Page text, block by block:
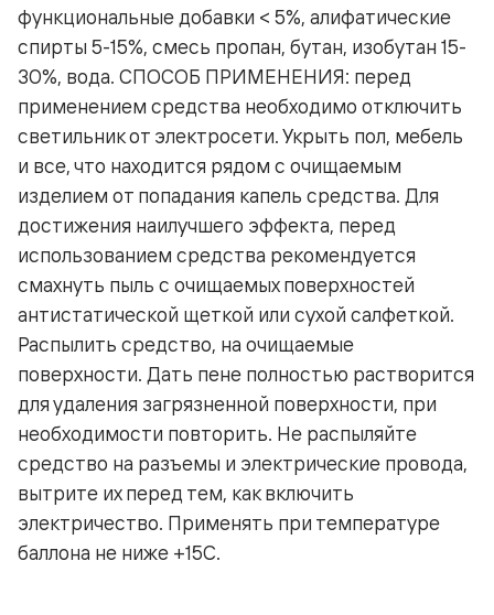
функциональные добавки < 5%, алифатические
спирты 5-15%, смесь пропан, бутан, изобутан 15-
30%, вода. СПОСОБ ПРИМЕНЕНИЯ: перед
применением средства необходимо отключить
светильник от электросети. Укрыть пол, мебель
и все, что находится рядом с очищаемым
изделием от попадания капель средства. Для
достижения наилучшего эффекта, перед
использованием средства рекомендуется
смахнуть пыль с очищаемых поверхностей
антистатической щеткой или сухой салфеткой.
Распылить средство, на очищаемые
поверхности. Дать пене полностью растворится
для удаления загрязненной поверхности, при
необходимости повторить. Не распыляйте
средство на разъемы и электрические провода,
вытрите их перед тем, как включить
электричество. Применять при температуре
баллона не ниже +15С.